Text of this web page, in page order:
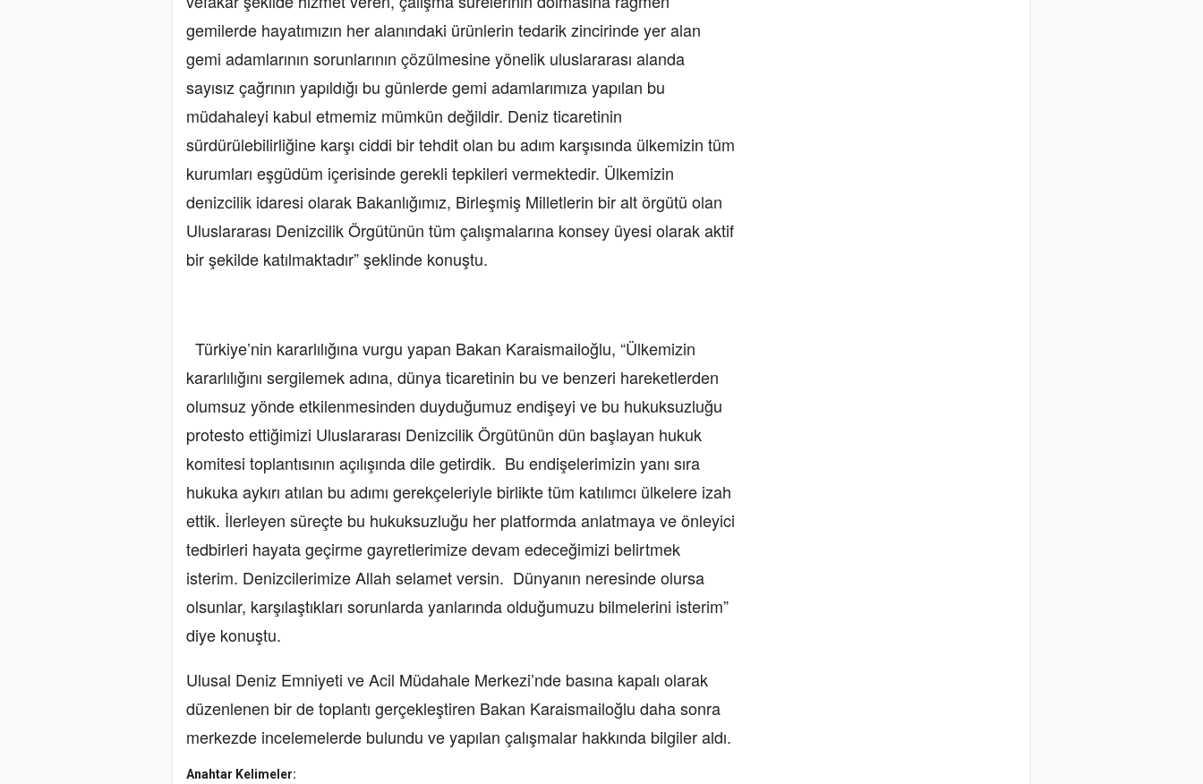
gemilerde hayatımızın her alanındaki ürünlerin tedarik zincirinde yer alan
gemi adamlarının sorunlarının çözülmesine yönelik uluslararası alanda
sayısız çağrının yapıldığı bu günlerde gemi adamlarımıza yapılan bu
müdahaleyi kabul etmemiz mümkün değildir. Deniz ticaretinin
sürdürülebilirliğine karşı ciddi bir tehdit olan bu adım karşısında ülkemizin tüm
kurumları eşgüdüm içerisinde gerekli tepkileri vermektedir. Ülkemizin
denizcilik idaresi olarak Bakanlığımız, Birleşmiş Milletlerin bir alt örgütü olan
Uluslararası Denizcilik Örgütünün tüm çalışmalarına konsey üyesi olarak aktif
bir şekilde katılmaktadır” şeklinde konuştu.
Türkiye’nin kararlılığına vurgu yapan Bakan Karaismailoğlu, “Ülkemizin
kararlılığını sergilemek adına, dünya ticaretinin bu ve benzeri hareketlerden
olumsuz yönde etkilenmesinden duyduğumuz endişeyi ve bu hukuksuzluğu
protesto ettiğimizi Uluslararası Denizcilik Örgütünün dün başlayan hukuk
komitesi toplantısının açılışında dile getirdik. Bu endişelerimizin yanı sıra
hukuka aykırı atılan bu adımı gerekçeleriyle birlikte tüm katılımcı ülkelere izah
ettik. İlerleyen süreçte bu hukuksuzluğu her platformda anlatmaya ve önleyici
tedbirleri hayata geçirme gayretlerimize devam edeceğimizi belirtmek
isterim. Denizcilerimize Allah selamet versin. Dünyanın neresinde olursa
olsunlar, karşılaştıkları sorunlarda yanlarında olduğumuzu bilmelerini isterim”
diye konuştu.
Ulusal Deniz Emniyeti ve Acil Müdahale Merkezi’nde basına kapalı olarak
düzenlenen bir de toplantı gerçekleştiren Bakan Karaismailoğlu daha sonra
merkezde incelemelerde bulundu ve yapılan çalışmalar hakkında bilgiler aldı.
Anahtar Kelimeler: